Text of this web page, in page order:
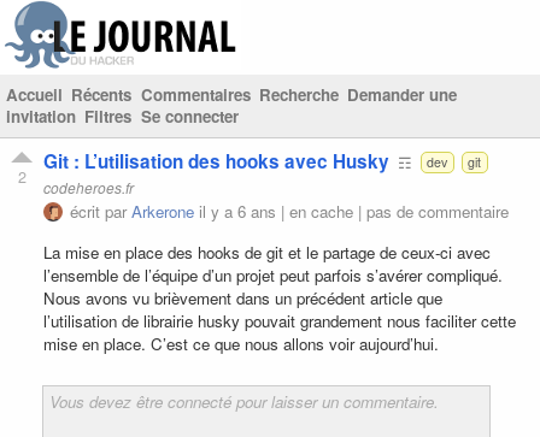
Accueil Récents Commentaires Recherche Demander une
invitation Filtres Se connecter
2
Git : L’utilisation des hooks avec Husky ☶ dev git
codeheroes.fr
écrit parArkerone il y a 6 ans | en cache | pas de commentaire
La mise en place des hooks de git et le partage de ceux-ci avec
l’ensemble de l’équipe d’un projet peut parfois s’avérer compliqué.
Nous avons vu brièvement dans un précédent article que
l’utilisation de librairie husky pouvait grandement nous faciliter cette
mise en place. C’est ce que nous allons voir aujourd’hui.